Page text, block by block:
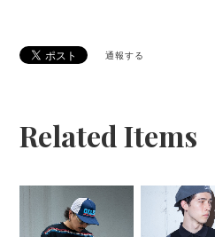
通報する
Related Items